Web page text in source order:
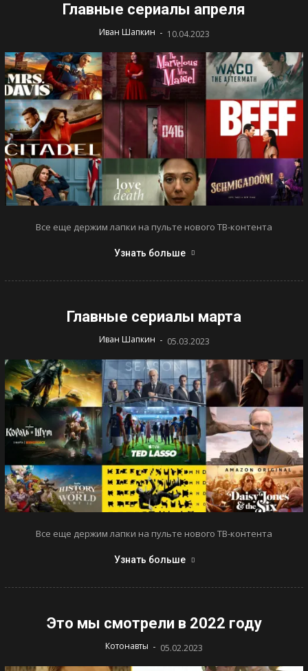
Главные сериалы апреля
Иван Шапкин - 10.04.2023
Все еще держим лапки на пульте нового ТВ-контента
Узнать больше
Главные сериалы марта
Иван Шапкин - 05.03.2023
Все еще держим лапки на пульте нового ТВ-контента
Узнать больше
Это мы смотрели в 2022 году
Котонавты - 05.02.2023